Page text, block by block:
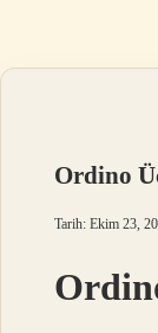
Ordino
Tarih: Ekim 23,